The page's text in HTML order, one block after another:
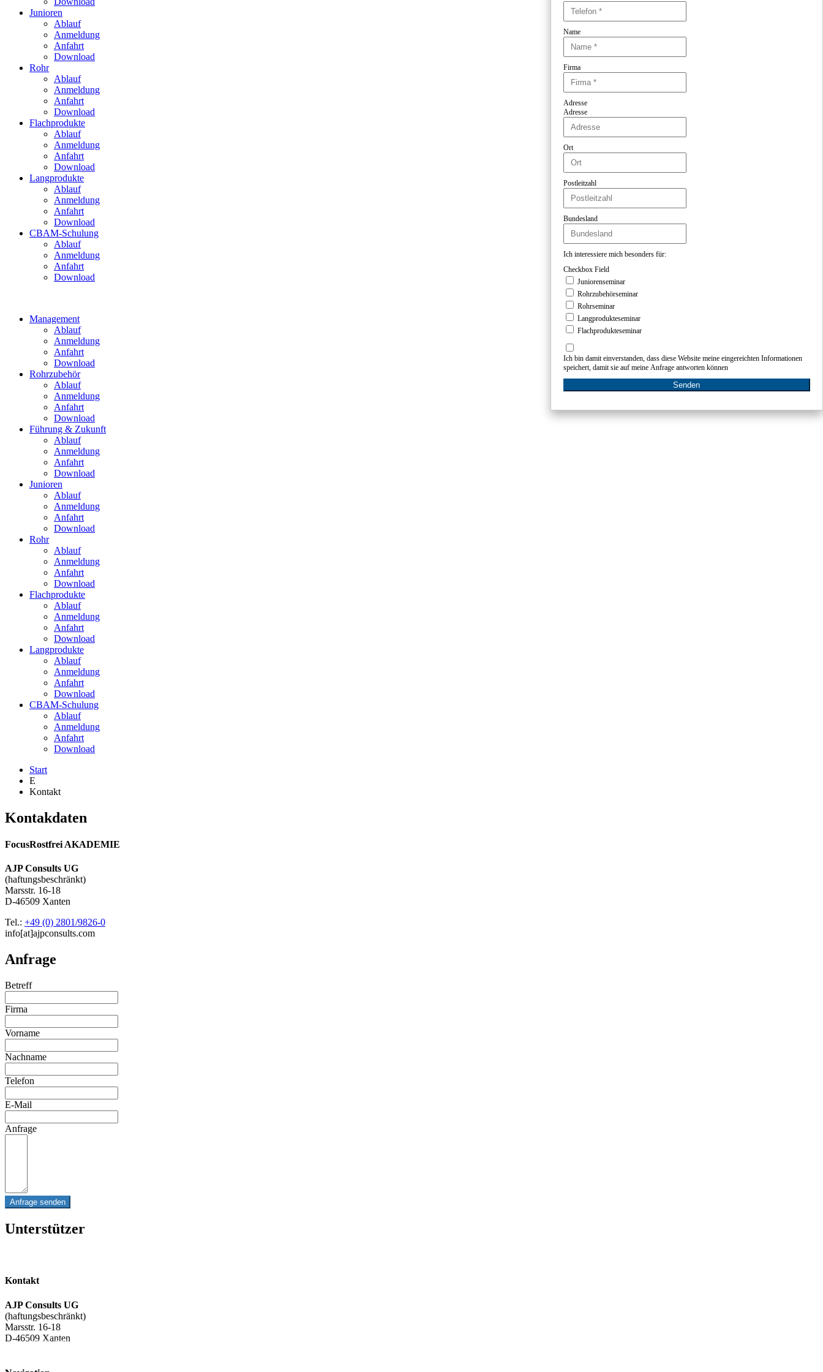
Junioren
Ablauf
Anmeldung
Anfahrt
Download
Rohr
Ablauf
Anmeldung
Anfahrt
Download
Flachprodukte
Ablauf
Anmeldung
Anfahrt
Download
Langprodukte
Ablauf
Anmeldung
Anfahrt
Download
CBAM-Schulung
Ablauf
Anmeldung
Anfahrt
Download
Management
Ablauf
Anmeldung
Anfahrt
Download
Rohrzubehör
Ablauf
Anmeldung
Anfahrt
Download
Führung & Zukunft
Ablauf
Anmeldung
Anfahrt
Download
Junioren
Ablauf
Anmeldung
Anfahrt
Download
Rohr
Ablauf
Anmeldung
Anfahrt
Download
Flachprodukte
Ablauf
Anmeldung
Anfahrt
Download
Langprodukte
Ablauf
Anmeldung
Anfahrt
Download
CBAM-Schulung
Ablauf
Anmeldung
Anfahrt
Download
Ich bin damit
Start
E
Kontakt
Kontakdaten
FocusRostfrei AKADEMIE
AJP Consults UG
(haftungsbeschränkt)
Marsstr. 16-18
D-46509 Xanten
Tel.: +49 (0) 2801/9826-0
info[at]ajpconsults.com
Anfrage
Betreff
Firma
Vorname
Nachname
Telefon
E-Mail
Anfrage
Anfrage senden
Unterstützer
Kontakt
AJP Consults UG
(haftungsbeschränkt)
Marsstr. 16-18
D-46509 Xanten
+49 (0) 2801/9826-0